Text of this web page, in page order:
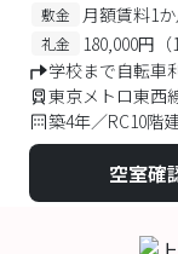
敷金 月額賃料1
礼金
180,000円
学校まで自転車
東京メトロ東西
築4年／RC10階
空室確